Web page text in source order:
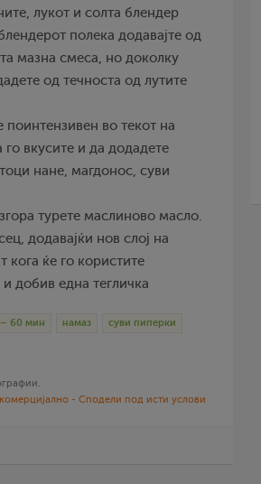
лукот и солта блендер
полека додавајте од
мазна смеса, но доколку
од течноста од лутите
поинтензивен во текот на
вкусите и да додадете
нане, магдонос, суви
турете маслиново масло.
додавајќи нов слој на
кога ќе го користите
добив една тегличка
60 мин намаз суви пиперки
- Сподели под исти услови